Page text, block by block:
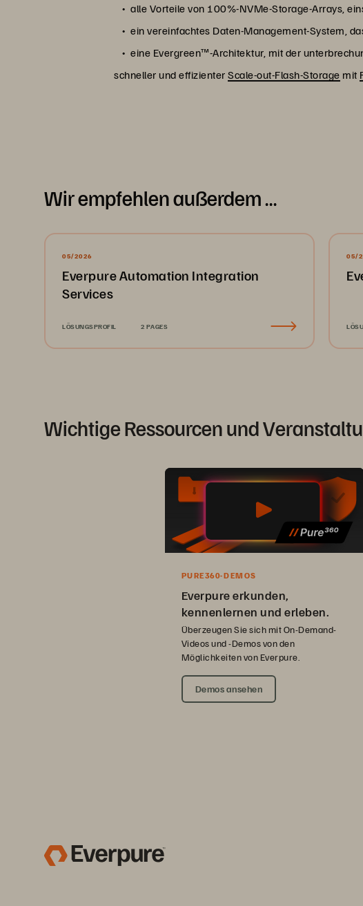
alle Vorteile von 100%-NVMe-Storage-Arrays,
ein vereinfachtes Daten-Management-System,
eine Evergreen™-Architektur, mit der
schneller und effizienterScale-out-Flash-Storage mit
Wir empfehlen außerdem …
05/2026
Everpure Automation Integration
Services
LÖSUNGSPROFIL 2 PAGES
05/
Wichtige Ressourcen und
PURE360-DEMOS
Everpure erkunden,
kennenlernen und erleben.
Überzeugen Sie sich mit On-Demand-
Videos und -Demos von den
Möglichkeiten von Everpure.
Demos ansehen